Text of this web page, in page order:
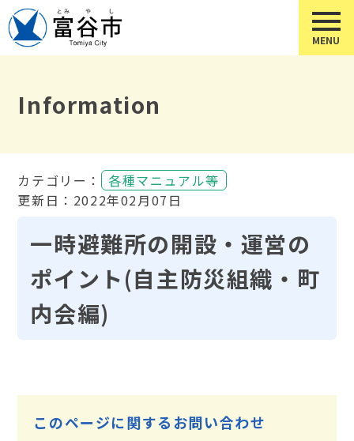
Information
カテゴリー：
各種マニュアル等
更新日：2022年02月07日
一時避難所の開設・運営の
ポイント(自主防災組織・町
内会編)
このページに関するお問い合わせ